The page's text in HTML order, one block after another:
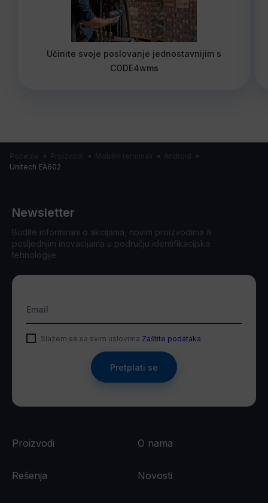
Učinite svoje poslovanje jednostavnijim s
CODE4wms
Unitech EA602
Proizvodi
Rešenja
O nama
Novosti
Newsletter
Budite informirani o akcijama, novim proizvodima ili
posljednjim inovacijama u području identifikacijske
tehnologije.
Email
Slažem se sa svim uslovima Zaštite podataka
Pretplati se